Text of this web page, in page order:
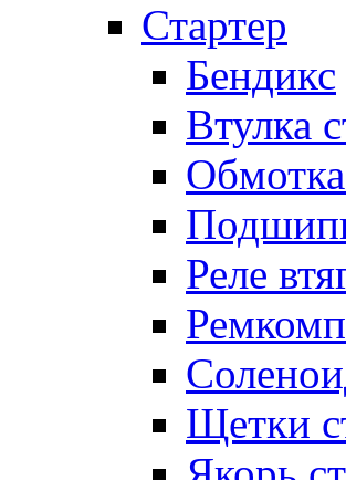
Стартер
Бендикс
Втулка
Обмотка
Реле
Щетки